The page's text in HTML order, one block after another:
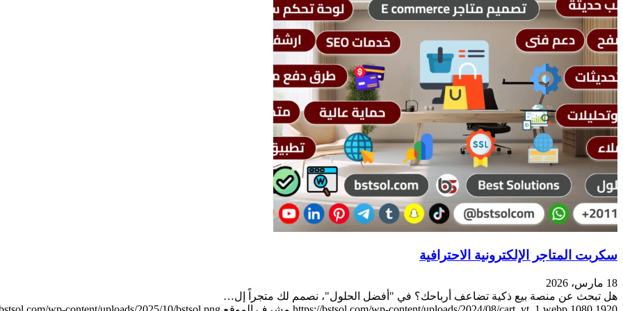
سكربت المتاجر الإلكترونية الاحترافية
18 مارس، 2026
هل تبحث عن منصة بيع ذكية تضاعف أرباحك؟ في "أفضل الحلول"، نصمم لك متجراً إل…